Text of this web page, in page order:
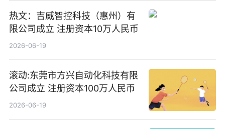
热文：吉威智控科技（惠州）有
限公司成立 注册资本10万人民币
2026-06-19
滚动:东莞市方兴自动化科技有限
公司成立 注册资本100万人民币
2026-06-19